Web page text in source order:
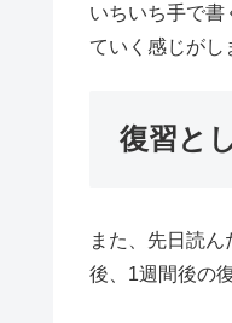
いちいち手で書
ていく感じがし
復習と
また、先日読
後、1週間後の